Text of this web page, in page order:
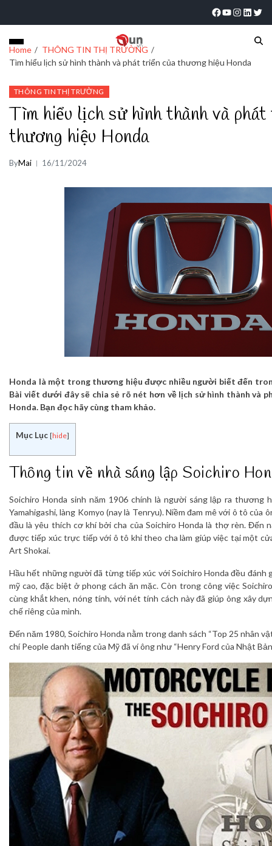
Home
THÔNG TIN THỊ TRƯỜNG
Tìm hiểu lịch sử hình thành và phát triển của thương hiệu Honda
THÔNG TIN THỊ TRƯỜNG
Tìm hiểu lịch sử hình thành và
thương hiệu Honda
ByMai 16/11/2024
Honda là một trong thương hiệu được nhiều người biết đến
Bài viết dưới đây sẽ chia sẻ rõ nét hơn về lịch sử hình thành và
Honda. Bạn đọc hãy cùng tham khảo.
Mục Lục [hide]
Thông tin về nhà sáng lập Soichiro
Soichiro Honda sinh năm 1906 chính là người sáng lập ra thương
Yamahigashi, làng Komyo (nay là Tenryu). Niềm đam mê với ô tô của
đầu là yêu thích cơ khí bởi cha của Soichiro Honda là thợ rèn. Đến
được tiếp xúc trực tiếp với ô tô khi theo cha làm giúp việc tại một
Art Shokai.
Hầu hết những người đã từng tiếp xúc với Soichiro Honda đều đánh
mỹ cao, đặc biệt ở phong cách ăn mặc. Còn trong công việc
cùng khắt khen, nóng tính, với nét tính cách này đã giúp ông xây
chế riêng của mình.
Đến năm 1980, Soichiro Honda nằm trong danh sách “Top 25 nhân
chí People danh tiếng của Mỹ đã ví ông như “Henry Ford của Nhật